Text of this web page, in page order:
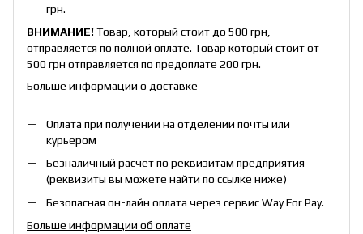
грн.
ВНИМАНИЕ!Товар, который стоит до 500 грн,
отправляется по полной оплате. Товар который стоит от
500 грн отправляется по предоплате 200 грн.
Больше информации о доставке
Оплата при получении на отделении почты или
курьером
Безналичный расчет по реквизитам предприятия
(реквизиты вы можете найти по ссылке ниже)
Безопасная он-лайн оплата через сервис Way For Pay.
Больше информации об оплате